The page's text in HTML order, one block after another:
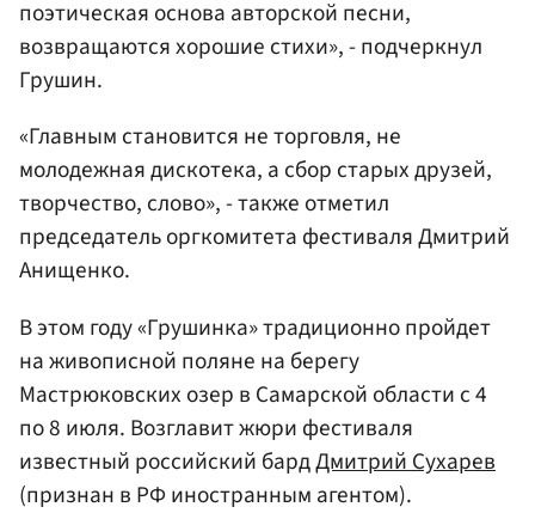
поэтическая основа авторской песни,
возвращаются хорошие стихи», - подчеркнул
Грушин.
«Главным становится не торговля, не
молодежная дискотека, а сбор старых друзей,
творчество, слово», - также отметил
председатель оргкомитета фестиваля Дмитрий
Анищенко.
В этом году «Грушинка» традиционно пройдет
на живописной поляне на берегу
Мастрюковских озер в Самарской области с 4
по 8 июля. Возглавит жюри фестиваля
известный российский бардДмитрий Сухарев
(признан в РФ иностранным агентом).